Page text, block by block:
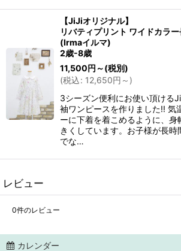
【JiJiオリジナル】
リバティプリント ワイドカラ
(Irmaイルマ)
2歳-8歳
11,500円 ～(税別)
(税込: 12,650円 ～ )
3シーズン便利にお使い頂ける
袖ワンピースを作りました!! 気
ーに下着を着こめるように、身
きくしています。お子様が長時
でな…
レビュー
0件のレビュー
カレンダー